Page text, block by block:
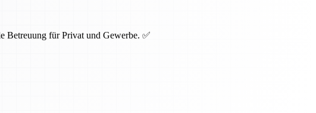
Betreuung für Privat und Gewerbe. ✅